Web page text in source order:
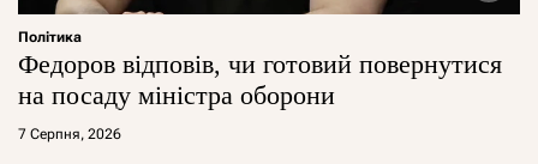
Політика
Федоров відповів, чи готовий повернутися
на посаду міністра оборони
7 Серпня, 2026